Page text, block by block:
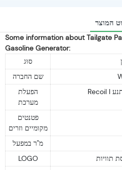
המוצר
Some information about Tailgate
Gasoline Generator:
סוּג
שם החברה
הפעלת
מערכת
פטנטים
מקומיים וזרים
מ"ר במפעל
LOGO
תוויות